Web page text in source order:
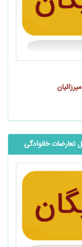
تعارضات خانوادگی